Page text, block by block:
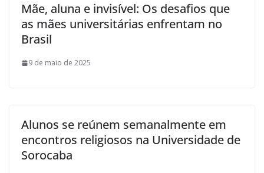
Mãe, aluna e invisível: Os desafios que
as mães universitárias enfrentam no
Brasil
9 de maio de 2025
Alunos se reúnem semanalmente em
encontros religiosos na Universidade de
Sorocaba